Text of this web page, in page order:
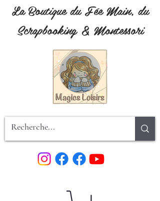
La Boutique du Fée Main, du
Scrapbooking & Montessori